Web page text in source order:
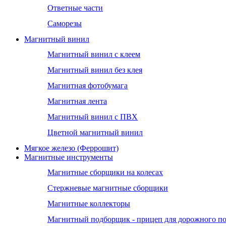
Ответные части
Саморезы
Магнитный винил
Магнитный винил с клеем
Магнитный винил без клея
Магнитная фотобумага
Магнитная лента
Магнитный винил с ПВХ
Цветной магнитный винил
Мягкое железо (Феррошит)
Магнитные инструменты
Магнитные сборщики на колесах
Стержневые магнитные сборщики
Магнитные коллекторы
Магнитный подборщик - прицеп для дорожного